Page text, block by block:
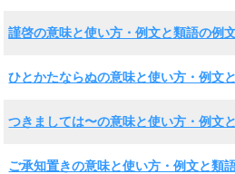
謹啓の意味と使い方・例文と類語の例
ひとかたならぬの意味と使い方・例文
つきましては〜の意味と使い方・例文
ご承知置きの意味と使い方・例文と類